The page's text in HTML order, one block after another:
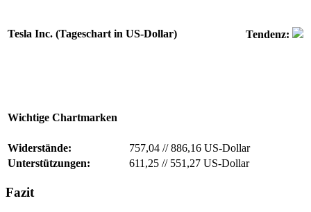
Tesla Inc. (Tageschart in US-Dollar) Tendenz:
Wichtige Chartmarken
Widerstände: 757,04 //886,16 US-Dollar
Unterstützungen:
611,25 //551,27 US-Dollar
Fazit